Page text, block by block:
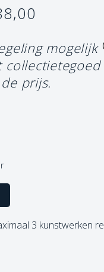
mogelijk
prijs.
3 kunstwerken